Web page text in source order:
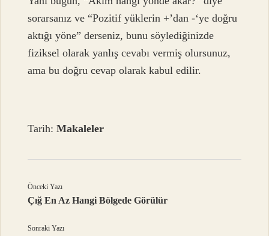
sorarsanız ve “Pozitif yüklerin +’dan -‘ye doğru
aktığı yöne” derseniz, bunu söylediğinizde
fiziksel olarak yanlış cevabı vermiş olursunuz,
ama bu doğru cevap olarak kabul edilir.
Tarih:Makaleler
Önceki Yazı
Çığ En Az Hangi Bölgede Görülür
Sonraki Yazı